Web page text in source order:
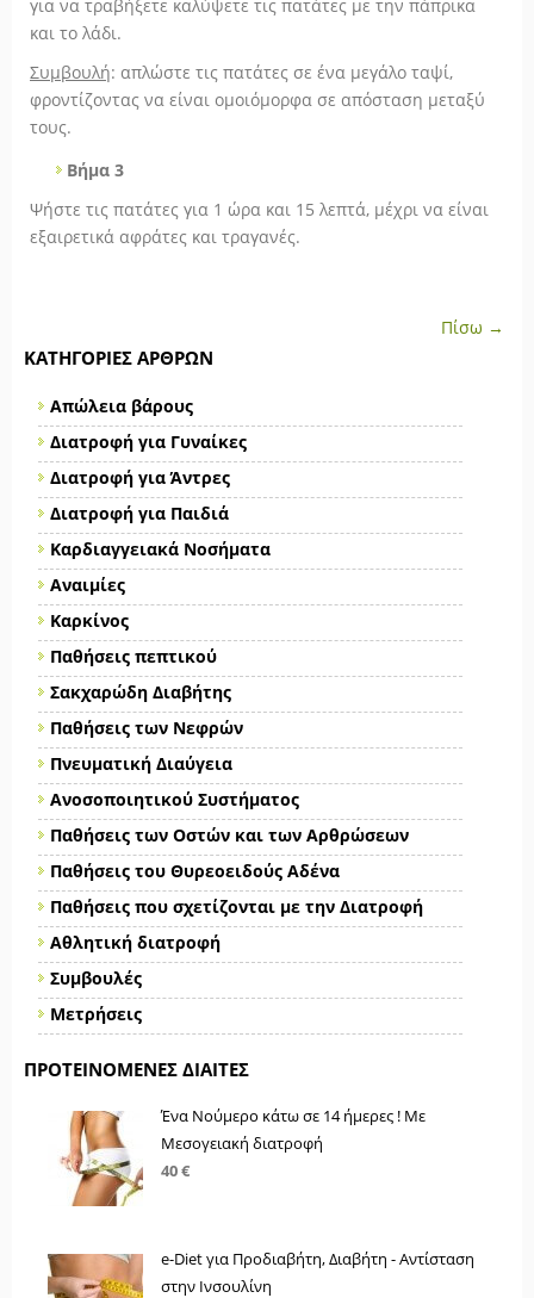
για να τραβήξετε καλύψετε τις πατάτες με την πάπρικα
και το λάδι.
Συμβουλή: απλώστε τις πατάτες σε ένα μεγάλο ταψί,
φροντίζοντας να είναι ομοιόμορφα σε απόσταση μεταξύ
τους.
Βήμα 3
Ψήστε τις πατάτες για 1 ώρα και 15 λεπτά, μέχρι να είναι
εξαιρετικά αφράτες και τραγανές.
Πίσω →
ΚΑΤΗΓΟΡΊΕΣ ΆΡΘΡΩΝ
Απώλεια βάρους
Διατροφή για Γυναίκες
Διατροφή για Άντρες
Διατροφή για Παιδιά
Καρδιαγγειακά Νοσήματα
Αναιμίες
Καρκίνος
Παθήσεις πεπτικού
Σακχαρώδη Διαβήτης
Παθήσεις των Νεφρών
Πνευματική Διαύγεια
Ανοσοποιητικού Συστήματος
Παθήσεις των Οστών και των Αρθρώσεων
Παθήσεις του Θυρεοειδούς Αδένα
Παθήσεις που σχετίζονται με την Διατροφή
Αθλητική διατροφή
Συμβουλές
Μετρήσεις
ΠΡΟΤΕΙΝΌΜΕΝΕΣ ΔΊΑΙΤΕΣ
Ένα Νούμερο κάτω σε 14 ήμερες ! Με
Μεσογειακή διατροφή
40 €
e-Diet για Προδιαβήτη, Διαβήτη - Αντίσταση
στην Ινσουλίνη